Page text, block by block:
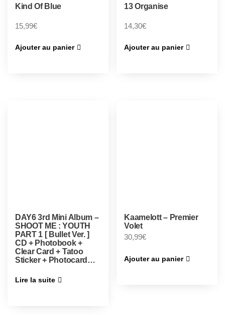
Kind Of Blue
15,99€
Ajouter au panier
13 Organise
14,30€
Ajouter au panier
DAY6 3rd Mini Album –
SHOOT ME : YOUTH
PART 1 [ Bullet Ver. ]
CD + Photobook +
Clear Card + Tatoo
Sticker + Photocard…
Lire la suite
Kaamelott – Premier
Volet
30,99€
Ajouter au panier